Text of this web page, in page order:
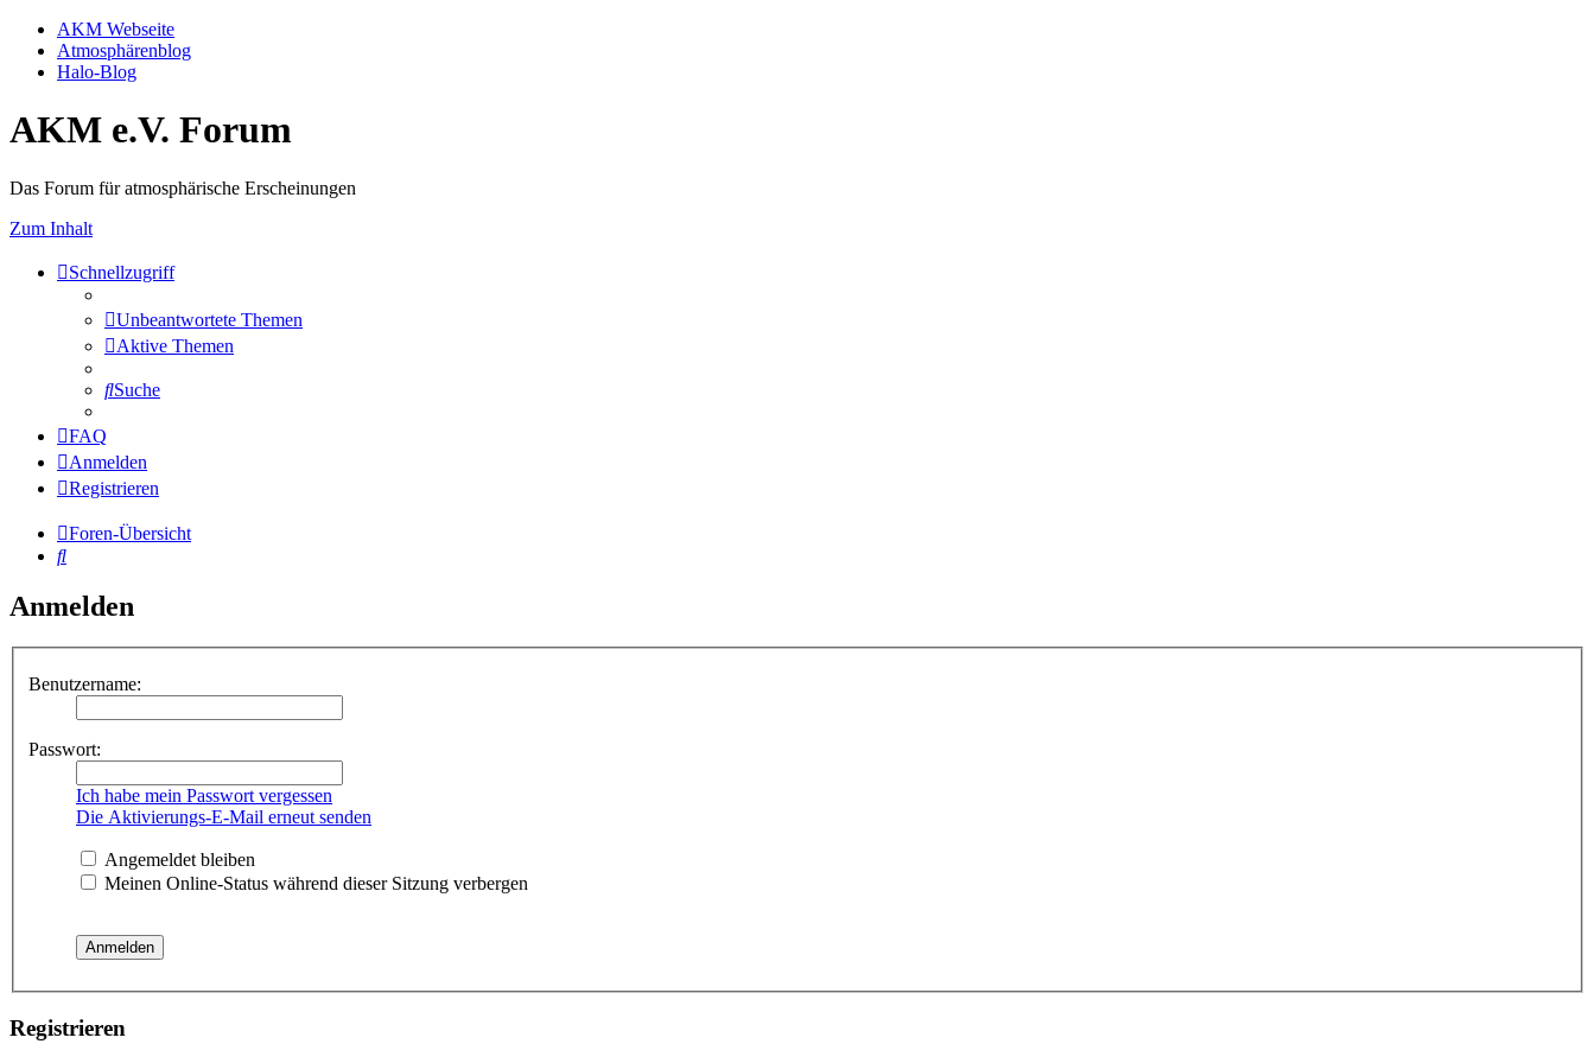
AKM Webseite
Atmosphärenblog
Halo-Blog
AKM e.V. Forum
Das Forum für atmosphärische Erscheinungen
Zum Inhalt
Schnellzugriff
Unbeantwortete Themen
Aktive Themen
Suche
FAQ
Anmelden
Registrieren
Foren-Übersicht
Suche
Anmelden
Benutzername:
Passwort:
Ich habe mein Passwort vergessen
Die Aktivierungs-E-Mail erneut senden
Angemeldet bleiben
Meinen Online-Status während dieser Sitzung verbergen
Registrieren